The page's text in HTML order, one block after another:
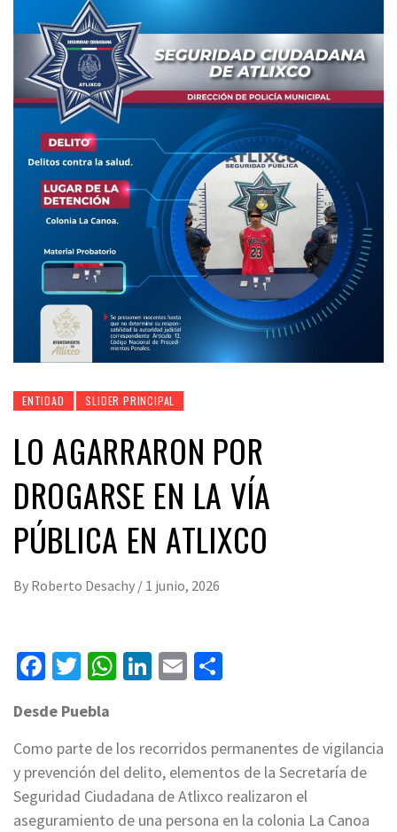
ENTIDAD SLIDER PRINCIPAL
LO AGARRARON POR
DROGARSE EN LA VÍA
PÚBLICA EN ATLIXCO
By Roberto Desachy / 1 junio, 2026
Facebook
Twitter
WhatsApp
LinkedIn
Email
Desde Puebla
Como parte de los recorridos permanentes de vigilancia
y prevención del delito, elementos de la Secretaría de
Seguridad Ciudadana de Atlixco realizaron el
aseguramiento de una persona en la colonia La Canoa